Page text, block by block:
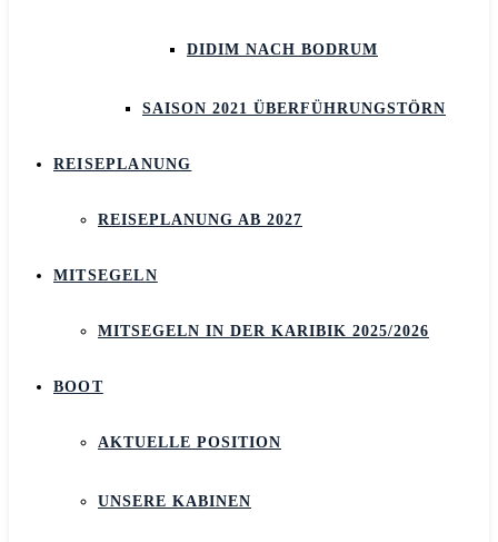
DIDIM NACH BODRUM
SAISON 2021 ÜBERFÜHRUNGSTÖRN
REISEPLANUNG
REISEPLANUNG AB 2027
MITSEGELN
MITSEGELN IN DER KARIBIK 2025/2026
BOOT
AKTUELLE POSITION
UNSERE KABINEN